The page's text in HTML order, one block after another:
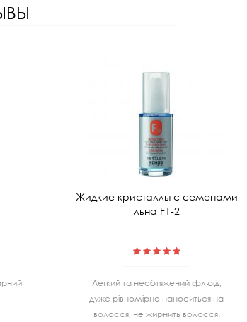
Жидкие кристаллы с семенами
льна F1-2
Легкий та необтяжений флюід,
дуже рівномірно наноситься на
волосся, не жирнить волосся.